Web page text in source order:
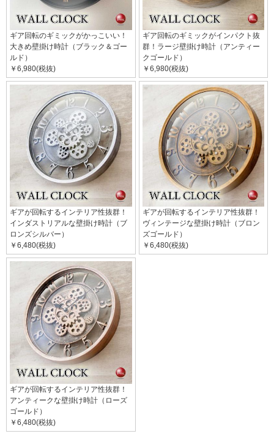
ギア回転のギミックがかっこいい！
大きめ壁掛け時計（ブラック＆ゴー
ルド）
￥6,980(税抜)
ギア回転のギミックがインパクト抜
群！ラージ壁掛け時計（アンティー
クゴールド）
￥6,980(税抜)
ギアが回転するインテリア性抜群！
インダストリアルな壁掛け時計（ブ
ロンズシルバー）
￥6,480(税抜)
ギアが回転するインテリア性抜群！
ヴィンテージな壁掛け時計（ブロン
ズゴールド）
￥6,480(税抜)
ギアが回転するインテリア性抜群！
アンティークな壁掛け時計（ローズ
ゴールド）
￥6,480(税抜)